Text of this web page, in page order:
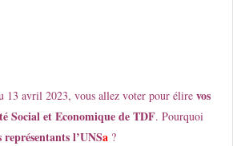
13 avril 2023, vous allez voter pour élire vos
Socialet Economique de TDF. Pourquoi
représentants l’UNSa ?